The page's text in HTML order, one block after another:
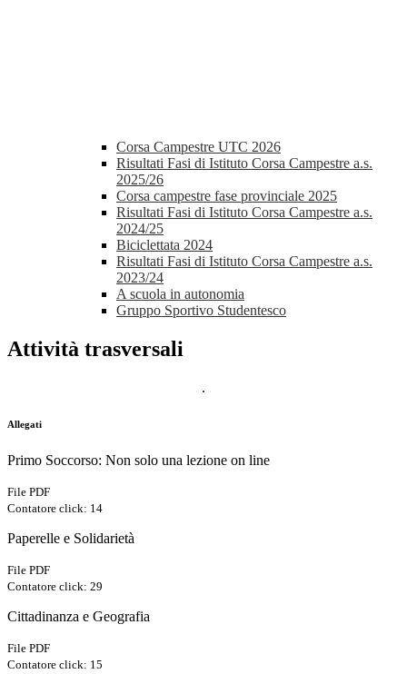
Corsa Campestre UTC 2026
Risultati Fasi di Istituto Corsa Campestre a.s.
2025/26
Corsa campestre fase provinciale 2025
Risultati Fasi di Istituto Corsa Campestre a.s.
2024/25
Biciclettata 2024
Risultati Fasi di Istituto Corsa Campestre a.s.
2023/24
A scuola in autonomia
Gruppo Sportivo Studentesco
Attività trasversali
.
Allegati
Primo Soccorso: Non solo una lezione on line
File PDF
Contatore click: 14
Paperelle e Solidarietà
File PDF
Contatore click: 29
Cittadinanza e Geografia
File PDF
Contatore click: 15